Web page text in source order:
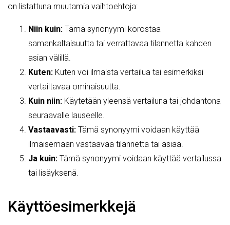
on listattuna muutamia vaihtoehtoja:
Niin kuin: Tämä synonyymi korostaa
samankaltaisuutta tai verrattavaa tilannetta kahden
asian välillä.
Kuten: Kuten voi ilmaista vertailua tai esimerkiksi
vertailtavaa ominaisuutta.
Kuin niin: Käytetään yleensä vertailuna tai johdantona
seuraavalle lauseelle.
Vastaavasti: Tämä synonyymi voidaan käyttää
ilmaisemaan vastaavaa tilannetta tai asiaa.
Ja kuin: Tämä synonyymi voidaan käyttää vertailussa
tai lisäyksenä.
Käyttöesimerkkejä